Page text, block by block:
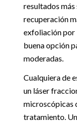
resultados
recuperación
exfoliación por
buena opción
moderadas.
Cualquiera de
un láser
microscópicas
tratamiento.